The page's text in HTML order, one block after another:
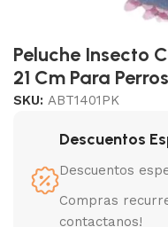
Peluche Insecto
21 Cm Para Perros
SKU: ABT1401PK
Descuentos
Descuentos
Compras
contactanos!